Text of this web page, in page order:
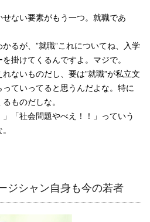
ない要素がもう一つ。就職であ
るが、”就職”これについてね、入学
掛けてくるんですよ。マジで。
ないものだし、要は”就職”が私立文
ていってると思うんだよな。特に
ものだしな。
「社会問題やべえ！！」っていう
ジシャン自身も今の若者